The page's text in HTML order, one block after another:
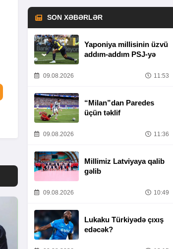
SON XƏBƏRLƏR
Yaponiya millisinin üzvü
addım-addım PSJ-yə
09.08.2026 11:53
“Milan”dan Paredes
üçün təklif
09.08.2026 11:36
Millimiz Latviyaya qalib
gəlib
09.08.2026 10:49
Lukaku Türkiyədə çıxış
edəcək?